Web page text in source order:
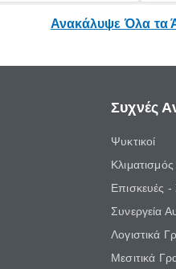
πλανήτη.Ανακάλυψε Όλα τα
Συχνές
Ψυκτικοί
Κλιματισμός
Επισκευές
Συνεργεία
Λογιστικά
Μεσιτικά